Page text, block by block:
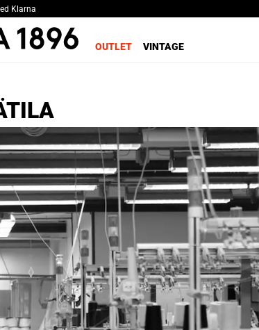
Klarna
OUTLET VINTAGE